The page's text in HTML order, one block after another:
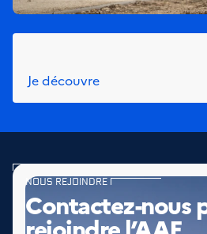
Je découvre
NOUS REJOINDRE
Contactez-nous